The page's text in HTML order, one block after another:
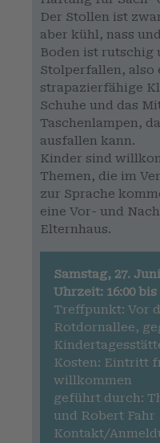
Der Stollen ist
aber kühl, nass
Boden ist rutschig
Stolperfallen, also
strapazierfähige
Schuhe und das
Taschenlampen,
ausfallen kann.
Kinder sind
Themen, die im
zur Sprache
eine Vor- und
Elternhaus.
Samstag, 27.
Uhrzeit: 16:00 bis
Treffpunkt: Vor
Rotdornallee,
Kosten: Eintritt
willkommen
geführt durch:
und Robert Fahr
Kontakt/